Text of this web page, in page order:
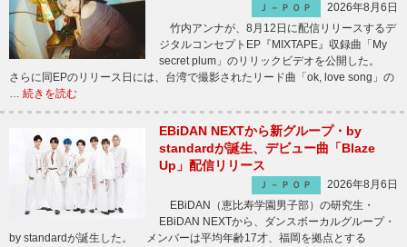
Ｊ－ＰＯＰ
2026年8月6日
竹内アンナが、8月12日に配信リリースするデ
ジタルコンセプトEP『MIXTAPE』収録曲「My
secret plum」のリリックビデオを公開した。
さらに同EPのリリース日には、台湾で撮影されたリード曲「ok, love song」の
… 続きを読む
EBiDAN NEXTから新グループ・by
standardが誕生、デビュー曲「Blaze
Up」配信リリース
Ｊ－ＰＯＰ
2026年8月6日
EBiDAN（恵比寿学園男子部）の研究生・
EBiDAN NEXTから、ダンスボーカルグループ・
by standardが誕生した。 メンバーは平均年齢17才、福岡を拠点とする